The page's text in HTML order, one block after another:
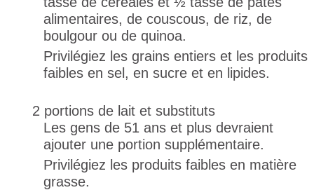
alimentaires, de couscous, de riz, de
boulgour ou de quinoa.
Privilégiez les grains entiers et les produits
faibles en sel, en sucre et en lipides.
2 portions de lait et substituts
Les gens de 51 ans et plus devraient
ajouter une portion supplémentaire.
Privilégiez les produits faibles en matière
grasse.